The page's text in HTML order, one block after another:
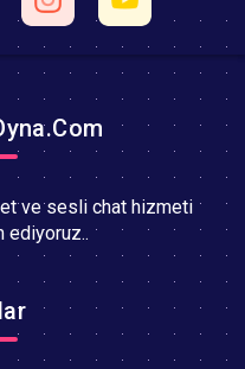
ve sesli chat hizmeti
ediyoruz..